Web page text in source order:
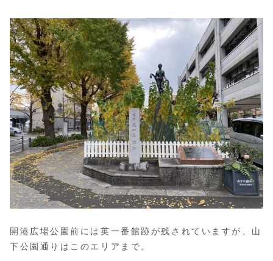
開港広場公園前には英一番館跡が残されていますが、山
下公園通りはこのエリアまで。